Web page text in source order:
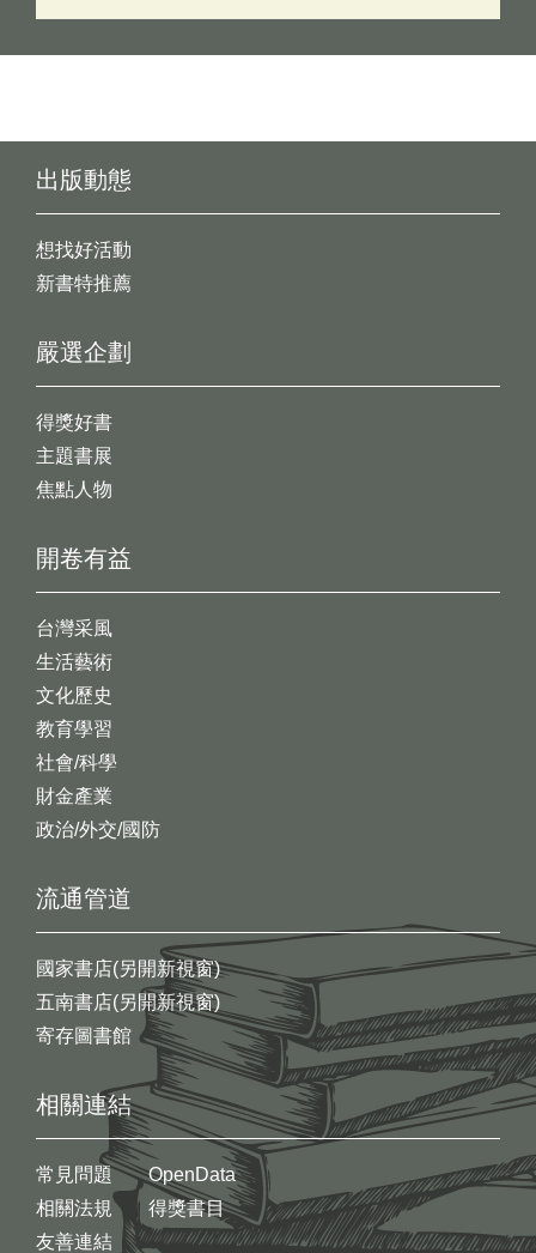
出版動態
想找好活動
新書特推薦
開卷有益
台灣采風
生活藝術
文化歷史
教育學習
社會/科學
財金產業
政治/外交/國防
嚴選企劃
得獎好書
主題書展
焦點人物
流通管道
國家書店(另開新視窗)
五南書店(另開新視窗)
寄存圖書館
相關連結
常見問題
相關法規
友善連結
OpenData
得獎書目